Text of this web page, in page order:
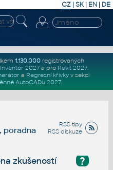
CZ | SK| EN | DE
1.130.000registrovaných
Inventor 2027a pro Revit 2027.
a Regresní křivkyv sekci
AutoCADu 2027.
RSS tipy
RSS diskuze
poradna
?
zkušeností